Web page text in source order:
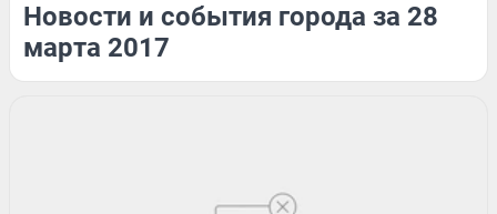
Новости и события города за 28
марта 2017